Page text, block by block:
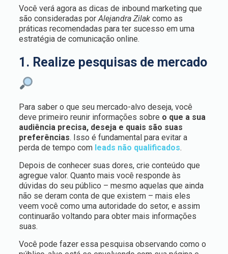
Você verá agora as dicas de inbound marketing que
são consideradas porAlejandra Zilak como as
práticas recomendadas para ter sucesso em uma
estratégia de comunicação online.
1. Realize pesquisas de mercado
Para saber o que seu mercado-alvo deseja, você
deve primeiro reunir informações sobre o que a sua
audiência precisa, deseja e quais são suas
preferências. Isso é fundamental para evitar a
perda de tempo com leads não qualificados.
Depois de conhecer suas dores, crie conteúdo que
agregue valor. Quanto mais você responde às
dúvidas do seu público – mesmo aquelas que ainda
não se deram conta de que existem – mais eles
veem você como uma autoridade do setor, e assim
continuarão voltando para obter mais informações
suas.
Você pode fazer essa pesquisa observando como o